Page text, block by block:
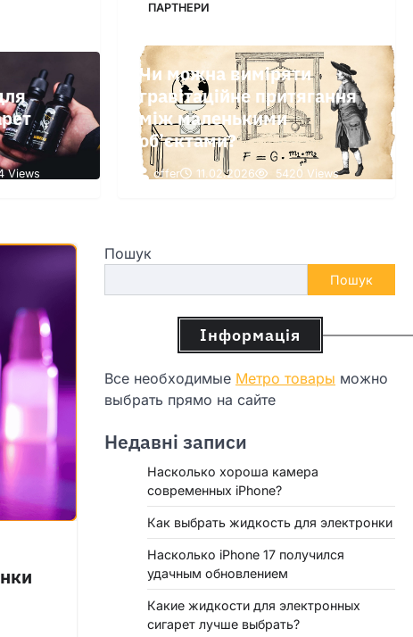
Views
ПАРТНЕРИ
Чи можна виміряти
гравітаційне притягання
між маленькими
об’єктами?
offer 11.02.2026 5420 Views
Пошук
Пошук
Інформація
Все необходимые Метро товары можно
выбрать прямо на сайте
Недавні записи
Насколько хороша камера
современных iPhone?
Как выбрать жидкость для электронки
Насколько iPhone 17 получился
удачным обновлением
Какие жидкости для электронных
сигарет лучше выбрать?